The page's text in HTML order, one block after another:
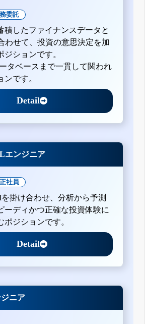
委託
積したファイナンスデータと
わせて、投資の意思決定を加
ジションです。
タベースまで一貫して関われ
ンです。
Detail
エンジニア
正社員
掛け合わせ、分析から予測
ーディかつ正確な投資体験に
ポジションです。
Detail
ニア